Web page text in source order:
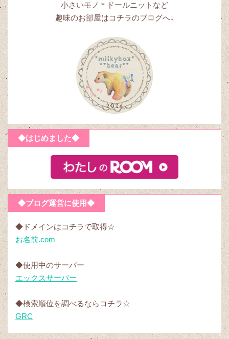
小さいモノ＊ドールニットなど
趣味のお部屋はコチラのブログへ↓
◆はじめました◆
◆ブログ運営に使用◆
◆ドメインはコチラで取得☆
お名前.com
◆使用中のサーバー
エックスサーバー
◆検索順位を調べるならコチラ☆
GRC